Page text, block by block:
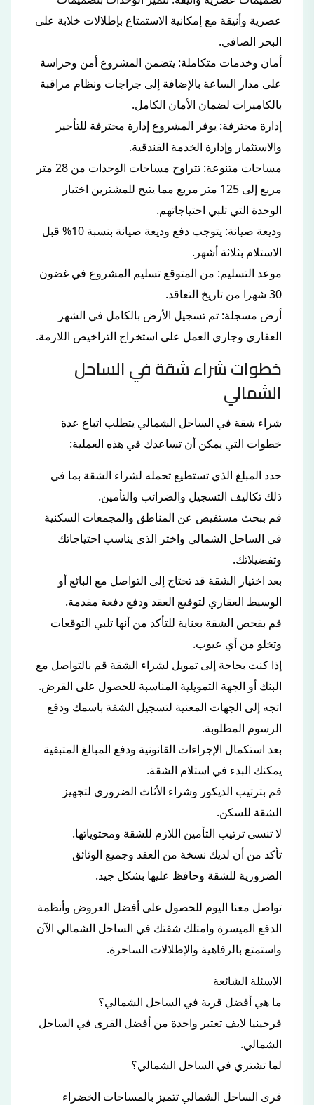
عصرية وأنيقة مع إمكانية الاستمتاع بإطلالات خلابة على
البحر الصافي.
أمان وخدمات متكاملة: يتضمن المشروع أمن وحراسة
على مدار الساعة بالإضافة إلى جراجات ونظام مراقبة
بالكاميرات لضمان الأمان الكامل.
إدارة محترفة: يوفر المشروع إدارة محترفة للتأجير
والاستثمار وإدارة الخدمة الفندقية.
مساحات متنوعة: تتراوح مساحات الوحدات من 28 متر
مربع إلى 125 متر مربع مما يتيح للمشترين اختيار
الوحدة التي تلبي احتياجاتهم.
وديعة صيانة: يتوجب دفع وديعة صيانة بنسبة 10% قبل
الاستلام بثلاثة أشهر.
موعد التسليم: من المتوقع تسليم المشروع في غضون
30 شهرا من تاريخ التعاقد.
أرض مسجلة: تم تسجيل الأرض بالكامل في الشهر
العقاري وجاري العمل على استخراج التراخيص اللازمة.
خطوات شراء شقة في الساحل
الشمالي
شراء شقة في الساحل الشمالي يتطلب اتباع عدة
خطوات التي يمكن أن تساعدك في هذه العملية:
حدد المبلغ الذي تستطيع تحمله لشراء الشقة بما في
ذلك تكاليف التسجيل والضرائب والتأمين.
قم ببحث مستفيض عن المناطق والمجمعات السكنية
في الساحل الشمالي واختر الذي يناسب احتياجاتك
وتفضيلاتك.
بعد اختيار الشقة قد تحتاج إلى التواصل مع البائع أو
الوسيط العقاري لتوقيع العقد ودفع دفعة مقدمة.
قم بفحص الشقة بعناية للتأكد من أنها تلبي التوقعات
وتخلو من أي عيوب.
إذا كنت بحاجة إلى تمويل لشراء الشقة قم بالتواصل مع
البنك أو الجهة التمويلية المناسبة للحصول على القرض.
اتجه إلى الجهات المعنية لتسجيل الشقة باسمك ودفع
الرسوم المطلوبة.
بعد استكمال الإجراءات القانونية ودفع المبالغ المتبقية
يمكنك البدء في استلام الشقة.
قم بترتيب الديكور وشراء الأثاث الضروري لتجهيز
الشقة للسكن.
لا تنسى ترتيب التأمين اللازم للشقة ومحتوياتها.
تأكد من أن لديك نسخة من العقد وجميع الوثائق
الضرورية للشقة وحافظ عليها بشكل جيد.
تواصل معنا اليوم للحصول على أفضل العروض وأنظمة
الدفع الميسرة وامتلك شقتك في الساحل الشمالي الآن
واستمتع بالرفاهية والإطلالات الساحرة.
الاسئلة الشائعة
ما هي أفضل قرية في الساحل الشمالي؟
فرجينيا لايف تعتبر واحدة من أفضل القرى في الساحل
الشمالي.
لما تشتري في الساحل الشمالي؟
قرى الساحل الشمالي تتميز بالمساحات الخضراء